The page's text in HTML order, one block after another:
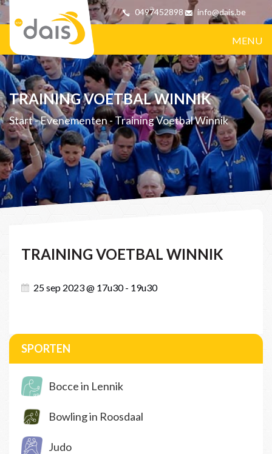
0497452898 info@dais.be
MENU
TRAINING VOETBAL WINNIK
Start-Evenementen-Training Voetbal Winnik
TRAINING VOETBAL WINNIK
25 sep 2023 @ 17u30 - 19u30
SPORTEN
Bocce in Lennik
Bowling in Roosdaal
Judo